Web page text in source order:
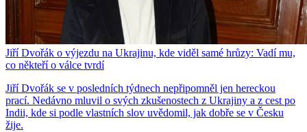
Jiří Dvořák o výjezdu na Ukrajinu, kde viděl samé hrůzy: Vadí mu,
co někteří o válce tvrdí
Jiří Dvořák se v posledních týdnech nepřipomněl jen hereckou
prací. Nedávno mluvil o svých zkušenostech z Ukrajiny a z cest po
Indii, kde si podle vlastních slov uvědomil, jak dobře se v Česku
žije.